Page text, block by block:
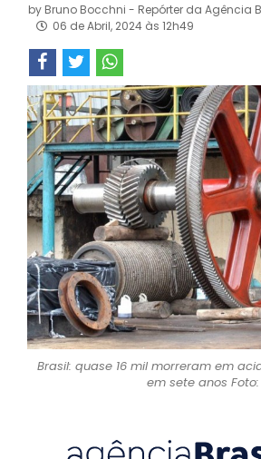
by Bruno Bocchni - Repórter da Agência
06 de Abril, 2024 às 12h49
Brasil: quase 16 mil morreram em
em sete anos Foto: